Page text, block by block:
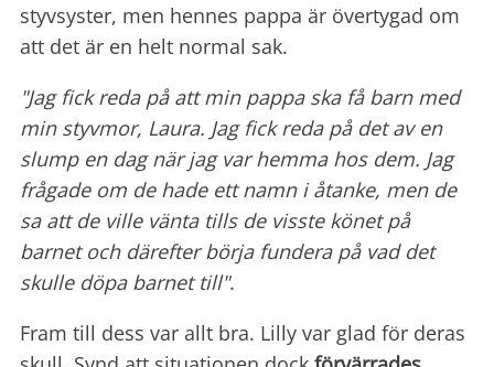
styvsyster, men hennes pappa är övertygad om
att det är en helt normal sak.
"Jag fick reda på att min pappa ska få barn med
min styvmor, Laura. Jag fick reda på det av en
slump en dag när jag var hemma hos dem. Jag
frågade om de hade ett namn i åtanke, men de
sa att de ville vänta tills de visste könet på
barnet och därefter börja fundera på vad det
skulle döpa barnet till".
Fram till dess var allt bra. Lilly var glad för deras